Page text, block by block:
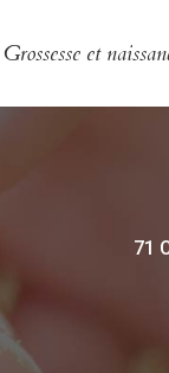
Grossesse et
71